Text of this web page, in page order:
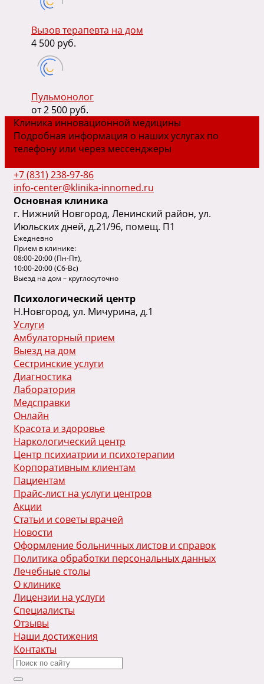
Вызов терапевта на дом
4 500 руб.
Пульмонолог
от 2 500 руб.
Клиника инновационной медицины
Подробная информация о наших услугах по
телефону или через мессенджеры
+7 (831) 238-97-86
info-center@klinika-innomed.ru
Основная клиника
г. Нижний Новгород, Ленинский район, ул.
Июльских дней, д.21/96, помещ. П1
Ежедневно
Прием в клинике:
08:00-20:00 (Пн-Пт),
10:00-20:00 (Сб-Вс)
Выезд на дом – круглосуточно
Психологический центр
Н.Новгород, ул. Мичурина, д.1
Услуги
Амбулаторный прием
Выезд на дом
Сестринские услуги
Диагностика
Лаборатория
Медсправки
Онлайн
Красота и здоровье
Наркологический центр
Центр психиатрии и психотерапии
Корпоративным клиентам
Пациентам
Прайс-лист на услуги центров
Акции
Статьи и советы врачей
Новости
Оформление больничных листов и справок
Политика обработки персональных данных
Лечебные столы
О клинике
Лицензии на услуги
Специалисты
Отзывы
Наши достижения
Контакты